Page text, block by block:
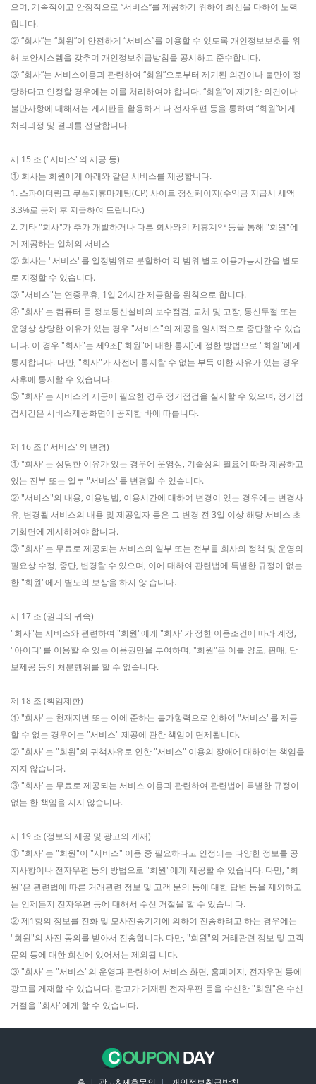
으며, 계속적이고 안정적으로 “서비스”를 제공하기 위하여 최선을 다하여 노력
합니다.
② “회사”는 “회원”이 안전하게 “서비스”를 이용할 수 있도록 개인정보보호를 위
해 보안시스템을 갖추며 개인정보취급방침을 공시하고 준수합니다.
③ “회사”는 서비스이용과 관련하여 “회원”으로부터 제기된 의견이나 불만이 정
당하다고 인정할 경우에는 이를 처리하여야 합니다. “회원”이 제기한 의견이나
불만사항에 대해서는 게시판을 활용하거 나 전자우편 등을 통하여 “회원”에게
처리과정 및 결과를 전달합니다.
제 15 조 ("서비스"의 제공 등)
① 회사는 회원에게 아래와 같은 서비스를 제공합니다.
1. 스파이더링크 쿠폰제휴마케팅(CP) 사이트 정산페이지(수익금 지급시 세액
3.3%로 공제 후 지급하여 드립니다.)
2. 기타 "회사"가 추가 개발하거나 다른 회사와의 제휴계약 등을 통해 "회원"에
게 제공하는 일체의 서비스
② 회사는 "서비스"를 일정범위로 분할하여 각 범위 별로 이용가능시간을 별도
로 지정할 수 있습니다.
③ "서비스"는 연중무휴, 1일 24시간 제공함을 원칙으로 합니다.
④ "회사"는 컴퓨터 등 정보통신설비의 보수점검, 교체 및 고장, 통신두절 또는
운영상 상당한 이유가 있는 경우 "서비스"의 제공을 일시적으로 중단할 수 있습
니다. 이 경우 "회사"는 제9조["회원"에 대한 통지]에 정한 방법으로 "회원"에게
통지합니다. 다만, "회사"가 사전에 통지할 수 없는 부득 이한 사유가 있는 경우
사후에 통지할 수 있습니다.
⑤ "회사"는 서비스의 제공에 필요한 경우 정기점검을 실시할 수 있으며, 정기점
검시간은 서비스제공화면에 공지한 바에 따릅니다.
제 16 조 ("서비스"의 변경)
① "회사"는 상당한 이유가 있는 경우에 운영상, 기술상의 필요에 따라 제공하고
있는 전부 또는 일부 "서비스"를 변경할 수 있습니다.
② "서비스"의 내용, 이용방법, 이용시간에 대하여 변경이 있는 경우에는 변경사
유, 변경될 서비스의 내용 및 제공일자 등은 그 변경 전 3일 이상 해당 서비스 초
기화면에 게시하여야 합니다.
③ "회사"는 무료로 제공되는 서비스의 일부 또는 전부를 회사의 정책 및 운영의
필요상 수정, 중단, 변경할 수 있으며, 이에 대하여 관련법에 특별한 규정이 없는
한 "회원"에게 별도의 보상을 하지 않 습니다.
제 17 조 (권리의 귀속)
"회사"는 서비스와 관련하여 "회원"에게 "회사"가 정한 이용조건에 따라 계정,
"아이디"를 이용할 수 있는 이용권만을 부여하며, "회원"은 이를 양도, 판매, 담
보제공 등의 처분행위를 할 수 없습니다.
제 18 조 (책임제한)
① "회사"는 천재지변 또는 이에 준하는 불가항력으로 인하여 "서비스"를 제공
할 수 없는 경우에는 "서비스" 제공에 관한 책임이 면제됩니다.
② "회사"는 "회원"의 귀책사유로 인한 "서비스" 이용의 장애에 대하여는 책임을
지지 않습니다.
③ "회사"는 무료로 제공되는 서비스 이용과 관련하여 관련법에 특별한 규정이
없는 한 책임을 지지 않습니다.
제 19 조 (정보의 제공 및 광고의 게재)
① "회사"는 "회원"이 "서비스" 이용 중 필요하다고 인정되는 다양한 정보를 공
지사항이나 전자우편 등의 방법으로 "회원"에게 제공할 수 있습니다. 다만, "회
원"은 관련법에 따른 거래관련 정보 및 고객 문의 등에 대한 답변 등을 제외하고
는 언제든지 전자우편 등에 대해서 수신 거절을 할 수 있습니 다.
② 제1항의 정보를 전화 및 모사전송기기에 의하여 전송하려고 하는 경우에는
"회원"의 사전 동의를 받아서 전송합니다. 다만, "회원"의 거래관련 정보 및 고객
문의 등에 대한 회신에 있어서는 제외됩 니다.
③ "회사"는 "서비스"의 운영과 관련하여 서비스 화면, 홈페이지, 전자우편 등에
광고를 게재할 수 있습니다. 광고가 게재된 전자우편 등을 수신한 "회원"은 수신
거절을 "회사"에게 할 수 있습니다.